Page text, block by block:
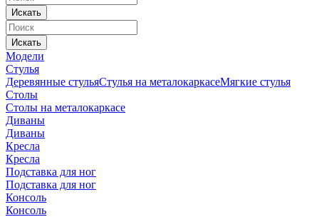
Искать
Искать
Модели
Стулья
Деревянные стульяСтулья на металокаркасеМягкие стулья
Столы
Столы на металокаркасе
Диваны
Диваны
Кресла
Кресла
Подставка для ног
Подставка для ног
Консоль
Консоль